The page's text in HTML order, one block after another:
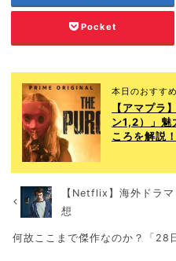
Pocket
本日のおすす
【アマプラ
ン1,2）」魅
ころを解説！
【Netflix】海外ドラ
想
何故ここまで傑作なのか？「28